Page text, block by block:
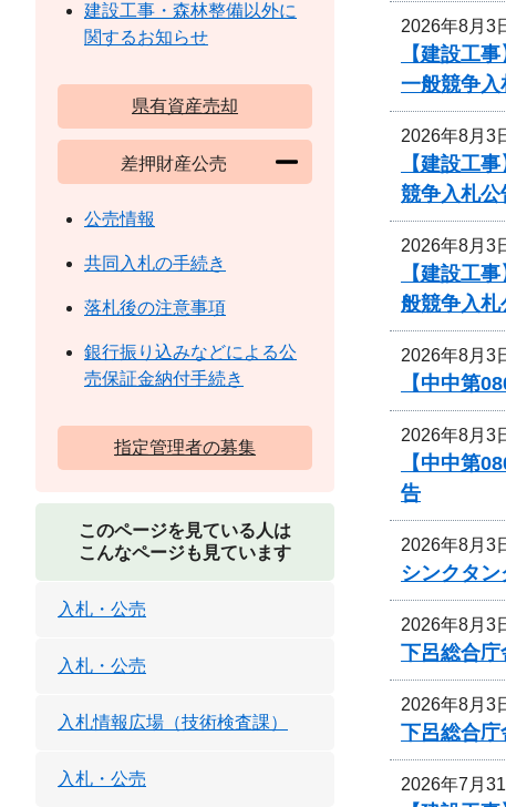
2026年8月3
【建設工
一般競争入
2026年8月3
【建設工
競争入札公
2026年8月3
【建設工
般競争入札
2026年8月3
【中中第
2026年8月3
【中中第
告
2026年8月3
シンクタ
2026年8月3
下呂総合
2026年8月3
下呂総合
2026年7月
建設工事・森林整備以外に
関するお知らせ
県有資産売却
差押財産公売
公売情報
共同入札の手続き
落札後の注意事項
銀行振り込みなどによる公
売保証金納付手続き
指定管理者の募集
このページを見ている人は
こんなページも見ています
入札・公売
入札・公売
入札情報広場（技術検査課）
入札・公売